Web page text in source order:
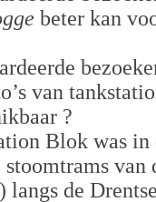
beter kan
van
?
Blok was in
van
de